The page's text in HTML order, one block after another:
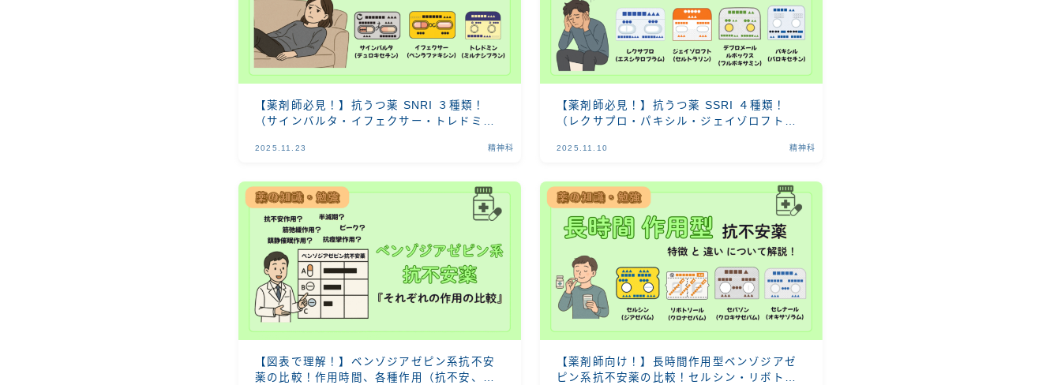
【薬剤師必見！】抗うつ薬 SNRI ３種類！
（サインバルタ・イフェクサー・トレドミ
2025.11.23 精神科
【薬剤師必見！】抗うつ薬 SSRI ４種類！
（レクサプロ・パキシル・ジェイゾロフト・
2025.11.10 精神科
【図表で理解！】ベンゾジアゼピン系抗不安
薬の比較！作用時間、各種作用（抗不安、筋
【薬剤師向け！】長時間作用型ベンゾジアゼ
ピン系抗不安薬の比較！セルシン・リボトリ